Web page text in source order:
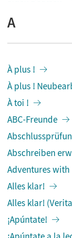
A
À plus !
À plus !
À toi !
ABC-Freunde
Abschreiben
Adventures with
Alles klar!
Alles klar!
¡Apúntate!